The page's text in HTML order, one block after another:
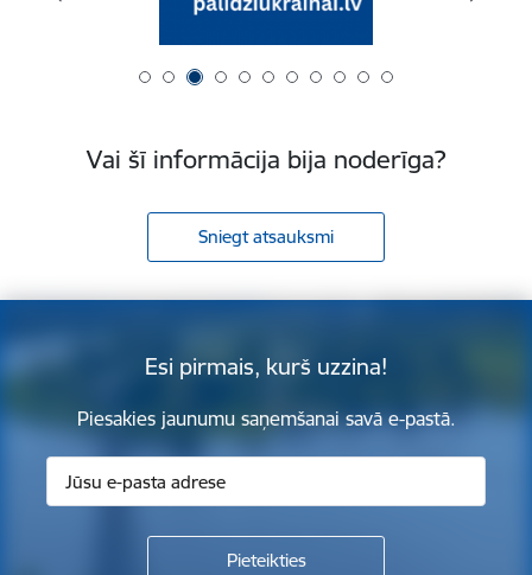
Vai šī informācija bija noderīga?
Sniegt atsauksmi
Esi pirmais, kurš uzzina!
Piesakies jaunumu saņemšanai savā e-pastā.